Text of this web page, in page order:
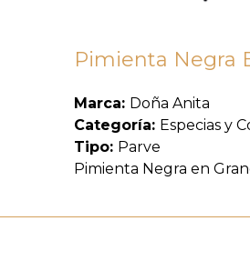
Pimienta Negra
Marca: Doña Anita
Categoría: Especias y
Tipo: Parve
Pimienta Negra en